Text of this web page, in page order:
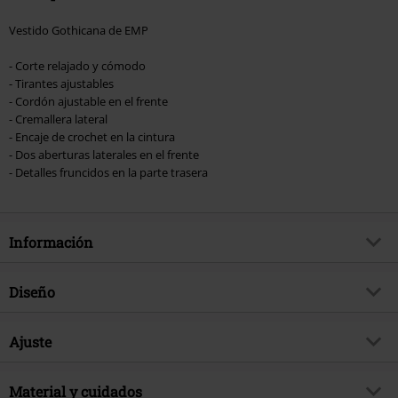
Vestido Gothicana de EMP
- Corte relajado y cómodo
- Tirantes ajustables
- Cordón ajustable en el frente
- Cremallera lateral
- Encaje de crochet en la cintura
- Dos aberturas laterales en el frente
- Detalles fruncidos en la parte trasera
Información
Artículo no.
Brand
Diseño
Tipo de producto
Tipo de correa
Ajuste
Características especiales
Material y cuidados